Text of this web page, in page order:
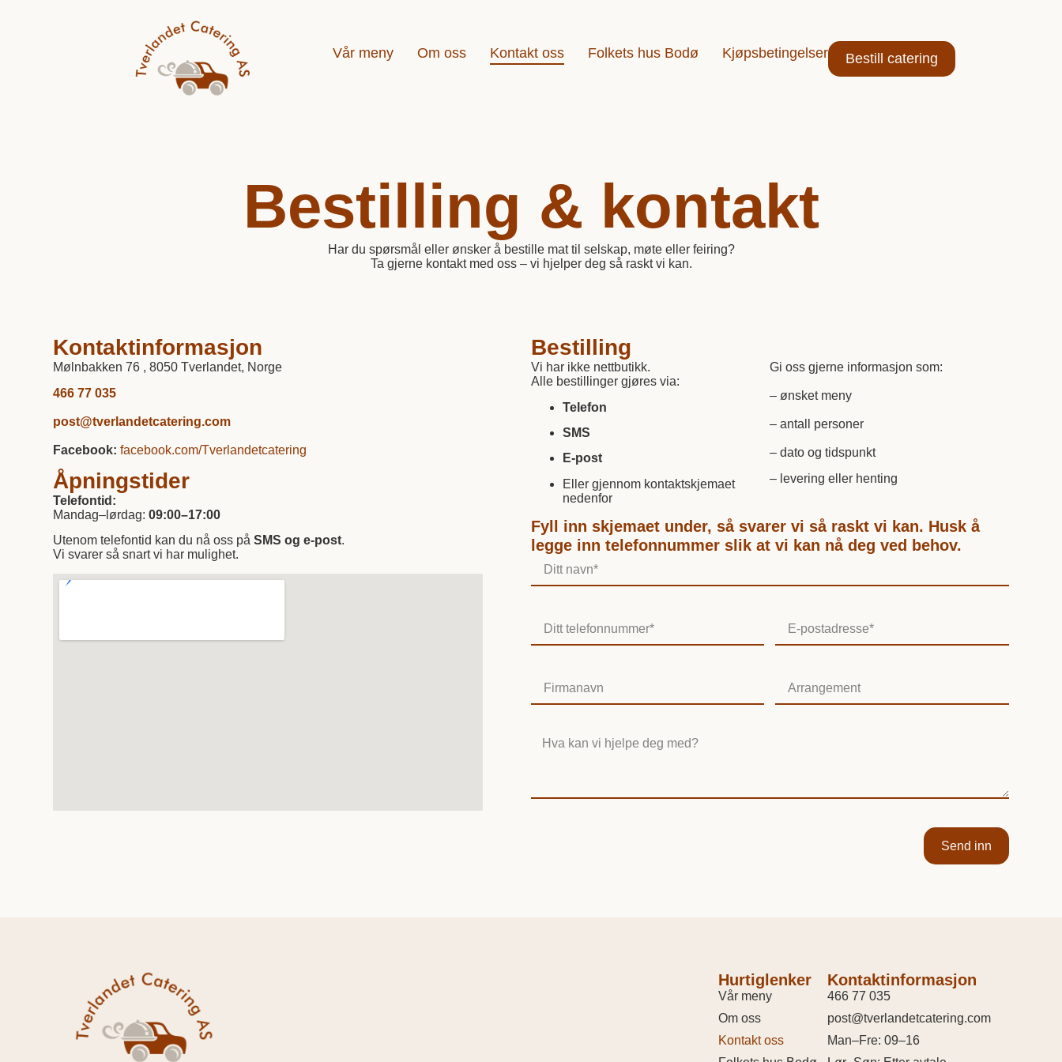
Vår meny Om oss Kontakt oss Folkets hus Bodø Kjøpsbetingelser Bestill catering
Bestilling & kontakt
Har du spørsmål eller ønsker å bestille mat til selskap, møte eller feiring?
Ta gjerne kontakt med oss – vi hjelper deg så raskt vi kan.
Kontaktinformasjon
Mølnbakken 76 , 8050 Tverlandet, Norge
466 77 035
post@tverlandetcatering.com
Facebook: facebook.com/Tverlandetcatering
Åpningstider
Telefontid:
Mandag–lørdag:09:00–17:00
Utenom telefontid kan du nå oss påSMS og e-post.
Vi svarer så snart vi har mulighet.
Bestilling
Vi har ikke nettbutikk.
Alle bestillinger gjøres via:
Telefon
SMS
E-post
Eller gjennom kontaktskjemaet
nedenfor
Gi oss gjerne informasjon som:
– ønsket meny
– antall personer
– dato og tidspunkt
– levering eller henting
Fyll inn skjemaet under, så svarer vi så raskt vi kan. Husk å
legge inn telefonnummer slik at vi kan nå deg ved behov.
Send inn
Kontaktinformasjon
466 77 035
post@tverlandetcatering.com
Man–Fre: 09–16
Hurtiglenker
Vår meny
Om oss
Kontakt oss